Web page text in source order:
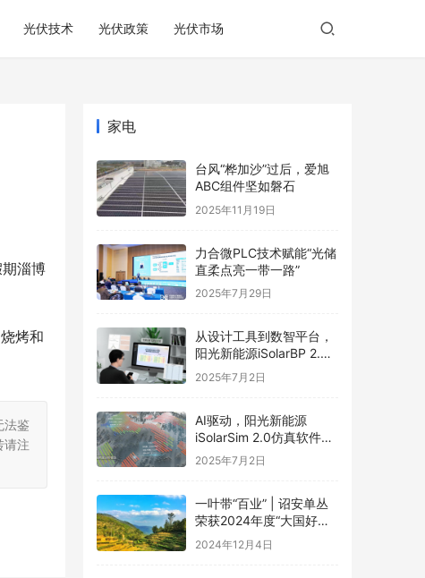
光伏技术 光伏政策 光伏市场
淄博
烤和
法鉴
请注
家电
台风“桦加沙”过后，爱旭
ABC组件坚如磐石
2025年11月19日
力合微PLC技术赋能“光储
直柔点亮一带一路”
2025年7月29日
从设计工具到数智平台，
阳光新能源iSolarBP 2.0
重塑分布式电站设计范
2025年7月2日
AI驱动，阳光新能源
iSolarSim 2.0仿真软件引
领光伏智能评估新时代！
2025年7月2日
一叶带“百业” | 诏安单丛
荣获2024年度“大国好货·
一县一品”特色品牌
2024年12月4日